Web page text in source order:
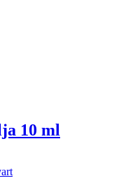
10 ml